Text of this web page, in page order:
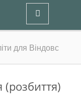
для Віндовс